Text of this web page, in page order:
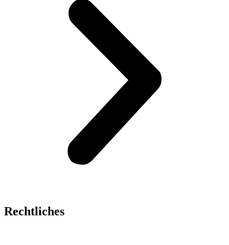
Rechtliches